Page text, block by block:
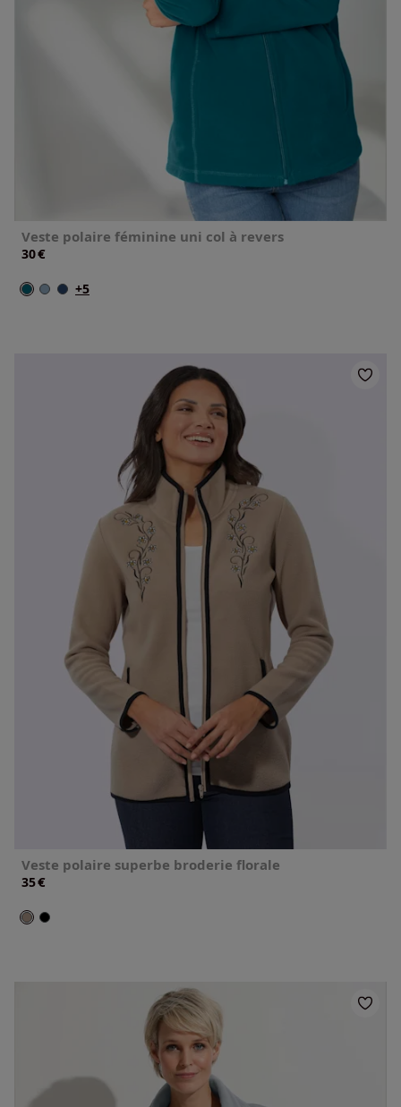
Veste polaire féminine uni col à revers
30€
+5
Veste polaire superbe broderie florale
35€